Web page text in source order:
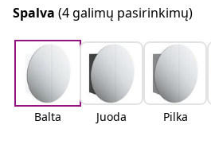
Spalva (4 galimų pasirinkimų)
Balta Juoda Pilka